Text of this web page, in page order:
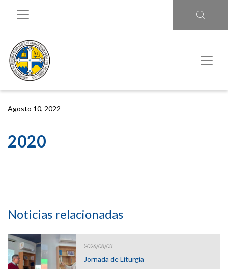
Agosto 10, 2022
2020
Noticias relacionadas
2026/08/03
Jornada de Liturgia